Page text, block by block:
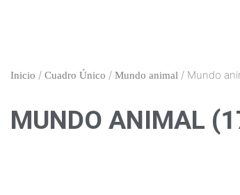
Inicio / Cuadro Único / Mundo animal / Mundo
MUNDO ANIMAL